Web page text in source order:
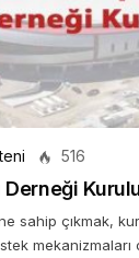
516
Derneği
sahip çıkmak,
mekanizmaları